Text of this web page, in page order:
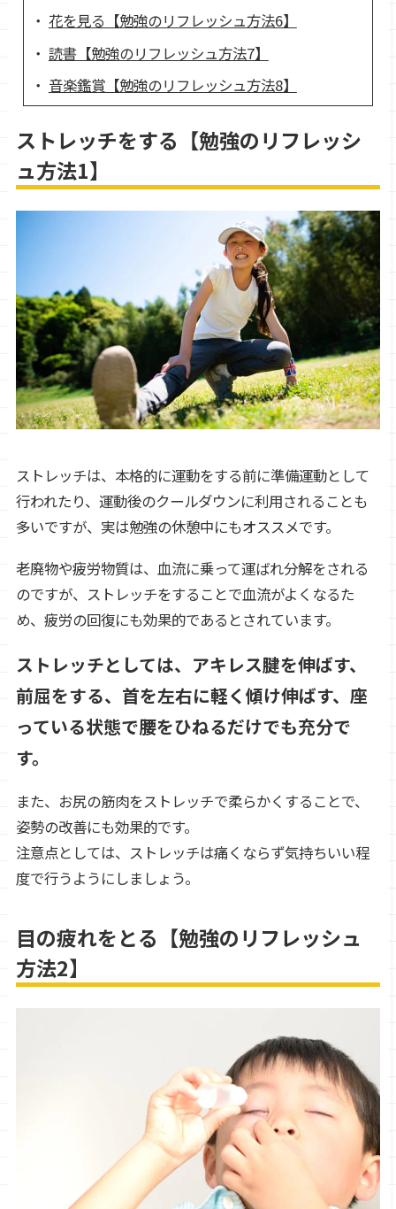
花を見る【勉強のリフレッシュ方法6】
読書【勉強のリフレッシュ方法7】
音楽鑑賞【勉強のリフレッシュ方法8】
ストレッチをする【勉強のリフレッシ
ュ方法1】
ストレッチは、本格的に運動をする前に準備運動として
行われたり、運動後のクールダウンに利用されることも
多いですが、実は勉強の休憩中にもオススメです。
老廃物や疲労物質は、血流に乗って運ばれ分解をされる
のですが、ストレッチをすることで血流がよくなるた
め、疲労の回復にも効果的であるとされています。
ストレッチとしては、アキレス腱を伸ばす、
前屈をする、首を左右に軽く傾け伸ばす、座
っている状態で腰をひねるだけでも充分で
す。
また、お尻の筋肉をストレッチで柔らかくすることで、
姿勢の改善にも効果的です。
注意点としては、ストレッチは痛くならず気持ちいい程
度で行うようにしましょう。
目の疲れをとる【勉強のリフレッシュ
方法2】